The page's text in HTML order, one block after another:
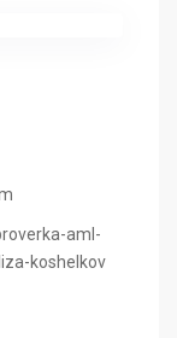
aml-
koshelkov